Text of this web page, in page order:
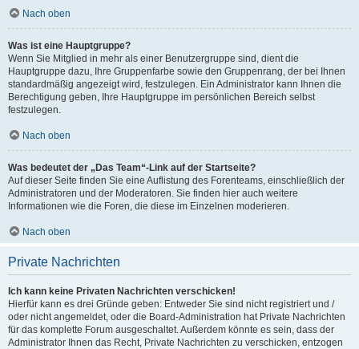
Nach oben
Was ist eine Hauptgruppe?
Wenn Sie Mitglied in mehr als einer Benutzergruppe sind, dient die
Hauptgruppe dazu, Ihre Gruppenfarbe sowie den Gruppenrang, der bei Ihnen
standardmäßig angezeigt wird, festzulegen. Ein Administrator kann Ihnen die
Berechtigung geben, Ihre Hauptgruppe im persönlichen Bereich selbst
festzulegen.
Nach oben
Was bedeutet der „Das Team“-Link auf der Startseite?
Auf dieser Seite finden Sie eine Auflistung des Forenteams, einschließlich der
Administratoren und der Moderatoren. Sie finden hier auch weitere
Informationen wie die Foren, die diese im Einzelnen moderieren.
Nach oben
Private Nachrichten
Ich kann keine Privaten Nachrichten verschicken!
Hierfür kann es drei Gründe geben: Entweder Sie sind nicht registriert und /
oder nicht angemeldet, oder die Board-Administration hat Private Nachrichten
für das komplette Forum ausgeschaltet. Außerdem könnte es sein, dass der
Administrator Ihnen das Recht, Private Nachrichten zu verschicken, entzogen